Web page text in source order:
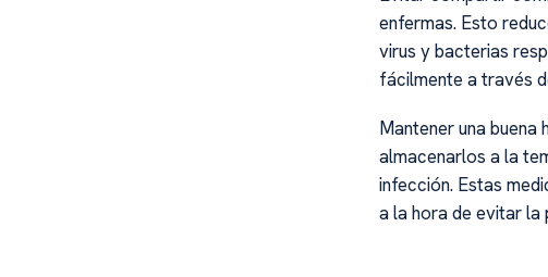
enfermas. Esto
virus y bacterias
fácilmente a través
Mantener una
almacenarlos a la
infección. Estas
a la hora de evitar